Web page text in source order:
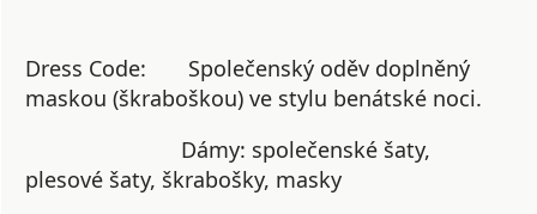
Dress Code: Společenský oděv doplněný
maskou (škraboškou) ve stylu benátské noci.
Dámy: společenské šaty,
plesové šaty, škrabošky, masky